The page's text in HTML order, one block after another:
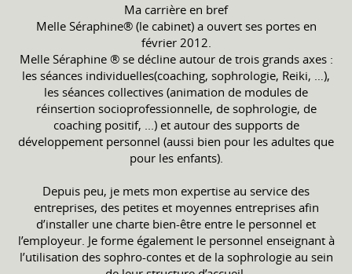
Ma carrière en bref
Melle Séraphine® (le cabinet) a ouvert ses portes en
février 2012.
Melle Séraphine ® se décline autour de trois grands axes :
les séances individuelles(coaching, sophrologie, Reiki, …),
les séances collectives (animation de modules de
réinsertion socioprofessionnelle, de sophrologie, de
coaching positif, ...) et autour des supports de
développement personnel (aussi bien pour les adultes que
pour les enfants).
Depuis peu, je mets mon expertise au service des
entreprises, des petites et moyennes entreprises afin
d’installer une charte bien-être entre le personnel et
l’employeur. Je forme également le personnel enseignant à
l’utilisation des sophro-contes et de la sophrologie au sein